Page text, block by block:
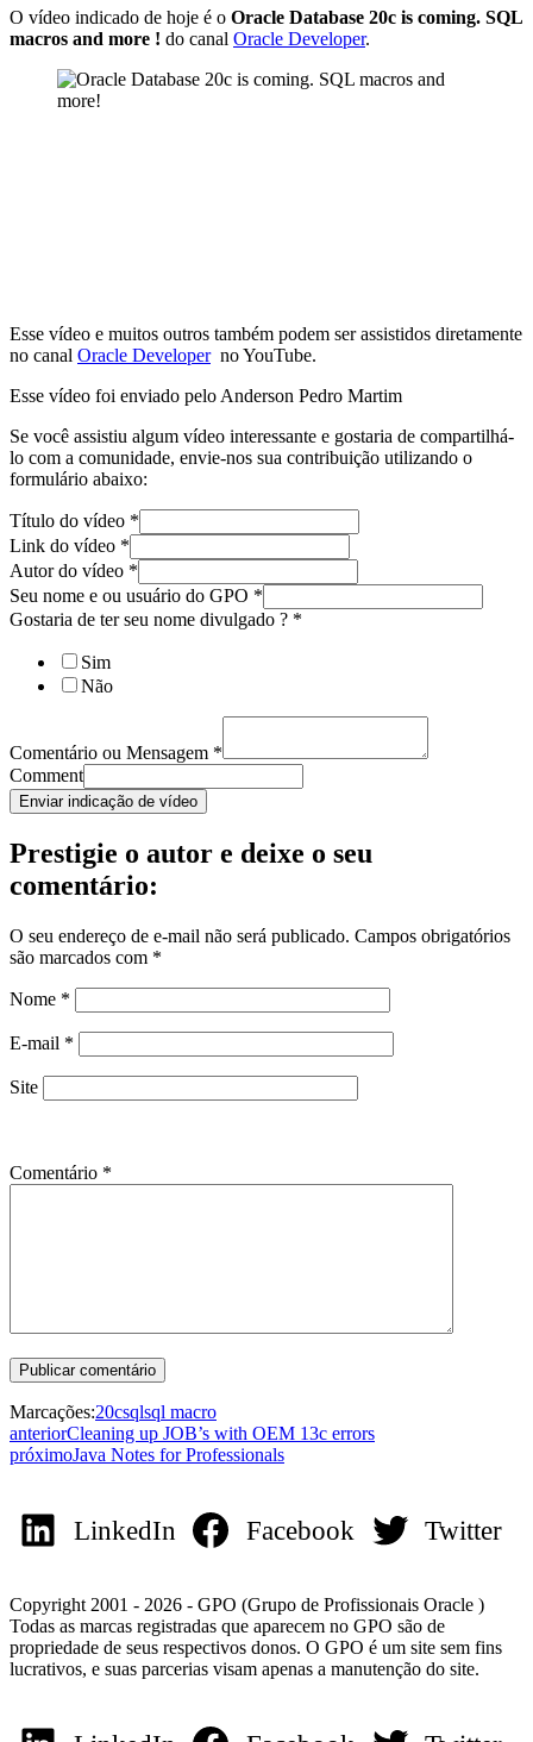
O vídeo indicado de hoje é o Oracle Database 20c is coming. SQL
macros and more ! do canal Oracle Developer.
Esse vídeo e muitos outros também podem ser assistidos diretamente
no canal Oracle Developerno YouTube.
Esse vídeo foi enviado pelo Anderson Pedro Martim
Se você assistiu algum vídeo interessante e gostaria de compartilhá-
lo com a comunidade, envie-nos sua contribuição utilizando o
formulário abaixo:
Título do vídeo *
Link do vídeo *
Autor do vídeo *
Seu nome e ou usuário do GPO *
Gostaria de ter seu nome divulgado ? *
Sim
Não
Comentário ou Mensagem *
Comment
Enviar indicação de vídeo
Prestigie o autor e deixe o seu
comentário:
O seu endereço de e-mail não será publicado. Campos obrigatórios
são marcados com *
Nome *
E-mail *
Site
Comentário *
Marcações:20csqlsql macro
anteriorCleaning up JOB’s with OEM 13c errors
próximoJava Notes for Professionals
LinkedIn Facebook Twitter
Copyright 2001 - 2026 - GPO (Grupo de Profissionais Oracle )
Todas as marcas registradas que aparecem no GPO são de
propriedade de seus respectivos donos. O GPO é um site sem fins
lucrativos, e suas parcerias visam apenas a manutenção do site.